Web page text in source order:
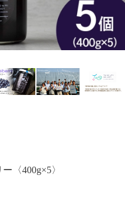
〈400g×5〉